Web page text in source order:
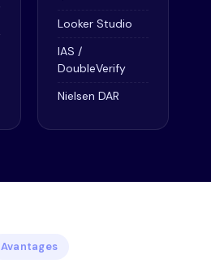
Looker Studio
IAS /
DoubleVerify
Nielsen DAR
Avantages